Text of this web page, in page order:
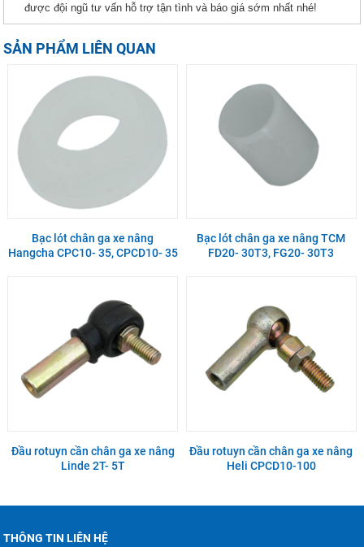
được đội ngũ tư vấn hỗ trợ tận tình và báo giá sớm nhất nhé!
SẢN PHẨM LIÊN QUAN
Bạc lót chân ga xe nâng
Hangcha CPC10- 35, CPCD10- 35
Bạc lót chân ga xe nâng TCM
FD20- 30T3, FG20- 30T3
Đầu rotuyn cần chân ga xe nâng
Linde 2T- 5T
Đầu rotuyn cần chân ga xe nâng
Heli CPCD10-100
THÔNG TIN LIÊN HỆ